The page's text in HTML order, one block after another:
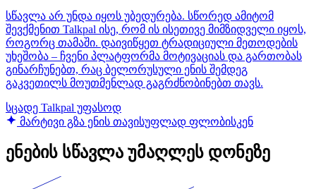
სწავლა არ უნდა იყოს უბედურება. სწორედ ამიტომ
შევქმენით Talkpal ისე, რომ ის ისეთივე მიმზიდველი იყოს,
როგორც თამაში. დაივიწყეთ ტრადიციული მეთოდების
უხეშობა – ჩვენი პლატფორმა მოტივაციას და გართობას
გინარჩუნებთ, რაც ბელორუსული ენის შემდეგ
გაკვეთილს მოუთმენლად გაგრძნობინებთ თავს.
სცადე Talkpal უფასოდ
მარტივი გზა ენის თავისუფლად ფლობისკენ
ენების სწავლა უმაღლეს დონეზე